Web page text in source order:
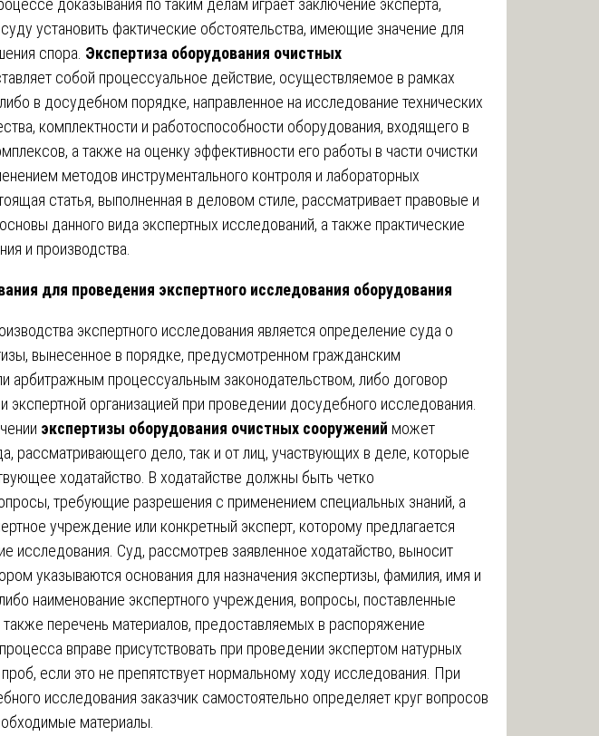
установить фактические обстоятельства, имеющие значение для
спора. Экспертиза оборудования очистных
собой процессуальное действие, осуществляемое в рамках
в досудебном порядке, направленное на исследование технических
комплектности и работоспособности оборудования, входящего в
а также на оценку эффективности его работы в части очистки
методов инструментального контроля и лабораторных
статья, выполненная в деловом стиле, рассматривает правовые и
данного вида экспертных исследований, а также практические
и производства.
для проведения экспертного исследования оборудования
экспертного исследования является определение суда о
вынесенное в порядке, предусмотренном гражданским
арбитражным процессуальным законодательством, либо договор
экспертной организацией при проведении досудебного исследования.
экспертизы оборудования очистных сооружений может
рассматривающего дело, так и от лиц, участвующих в деле, которые
ходатайство. В ходатайстве должны быть четко
требующие разрешения с применением специальных знаний, а
учреждение или конкретный эксперт, которому предлагается
исследования. Суд, рассмотрев заявленное ходатайство, выносит
указываются основания для назначения экспертизы, фамилия, имя и
наименование экспертного учреждения, вопросы, поставленные
перечень материалов, предоставляемых в распоряжение
вправе присутствовать при проведении экспертом натурных
если это не препятствует нормальному ходу исследования. При
исследования заказчик самостоятельно определяет круг вопросов
материалы.